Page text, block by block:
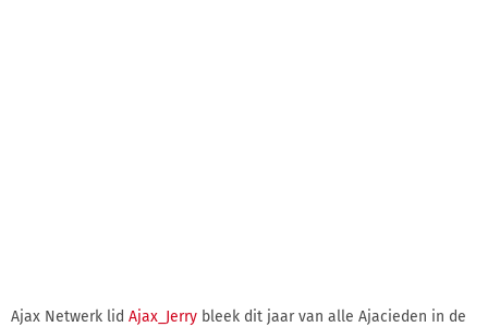
Ajax Netwerk lid Ajax_Jerry bleek dit jaar van alle Ajacieden in de